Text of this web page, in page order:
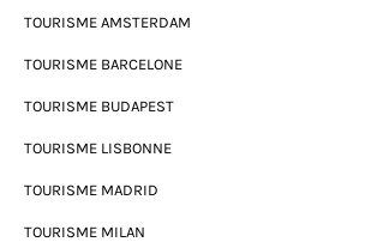
TOURISME AMSTERDAM
TOURISME BARCELONE
TOURISME BUDAPEST
TOURISME LISBONNE
TOURISME MADRID
TOURISME MILAN